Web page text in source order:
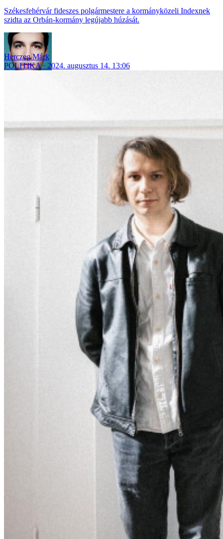
Székesfehérvár fideszes polgármestere a kormányközeli Indexnek
szidta az Orbán-kormány legújabb húzását.
Herczeg Márk
POLITIKA
2024. augusztus 14. 13:06